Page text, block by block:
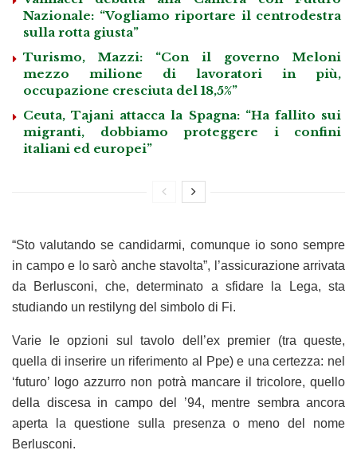
Nazionale: “Vogliamo riportare il centrodestra
sulla rotta giusta”
Turismo, Mazzi: “Con il governo Meloni
mezzo milione di lavoratori in più,
occupazione cresciuta del 18,5%”
Ceuta, Tajani attacca la Spagna: “Ha fallito sui
migranti, dobbiamo proteggere i confini
italiani ed europei”
“Sto valutando se candidarmi, comunque io sono sempre
in campo e lo sarò anche stavolta”, l’assicurazione arrivata
da Berlusconi, che, determinato a sfidare la Lega, sta
studiando un restilyng del simbolo di Fi.
Varie le opzioni sul tavolo dell’ex premier (tra queste,
quella di inserire un riferimento al Ppe) e una certezza: nel
‘futuro’ logo azzurro non potrà mancare il tricolore, quello
della discesa in campo del ’94, mentre sembra ancora
aperta la questione sulla presenza o meno del nome
Berlusconi.